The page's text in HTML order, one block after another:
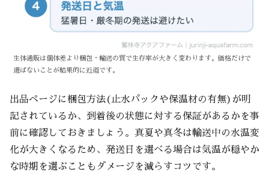
生体通販は個体差より梱包・輸送の質で生存率が大きく変わります。価格だけで
選ばないことが結果的に近道です。
出品ページに梱包方法(止水パックや保温材の有無)が明
記されているか、到着後の状態に対する保証があるかを事
前に確認しておきましょう。真夏や真冬は輸送中の水温変
化が大きくなるため、発送日を選べる場合は気温が穏やか
な時期を選ぶこともダメージを減らすコツです。